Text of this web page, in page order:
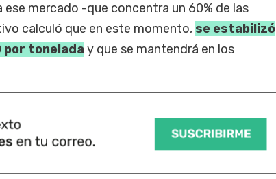
mercado -que concentra un 60% de las
calculó que en este momento, se estabilizó
por toneladay que se mantendrá en los